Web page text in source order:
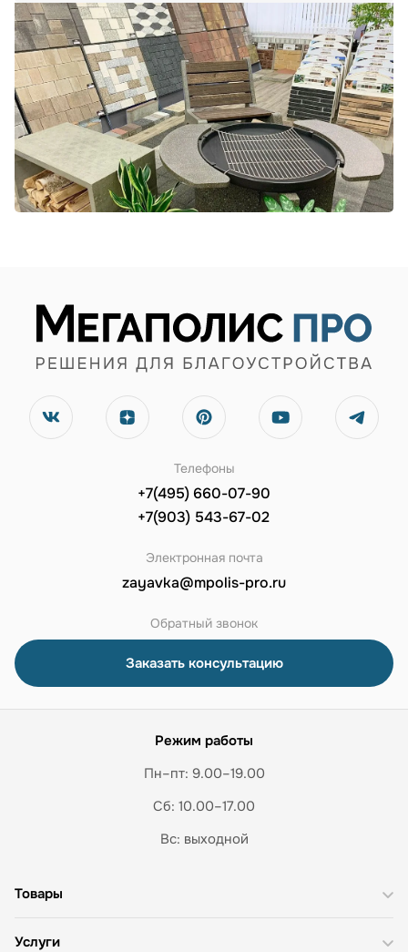
Телефоны
+7(495) 660-07-90
+7(903) 543-67-02
Электронная почта
zayavka@mpolis-pro.ru
Обратный звонок
Заказать консультацию
Режим работы
Пн–пт: 9.00–19.00
Сб: 10.00–17.00
Вс: выходной
Товары
Услуги